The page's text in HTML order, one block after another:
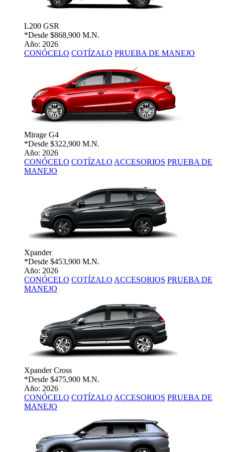
L200 GSR
*Desde $868,900 M.N.
Año: 2026
CONÓCELO COTÍZALO PRUEBA DE MANEJO
Mirage G4
*Desde $322,900 M.N.
Año: 2026
CONÓCELO COTÍZALO ACCESORIOS PRUEBA DE
MANEJO
Xpander
*Desde $453,900 M.N.
Año: 2026
CONÓCELO COTÍZALO ACCESORIOS PRUEBA DE
MANEJO
Xpander Cross
*Desde $475,900 M.N.
Año: 2026
CONÓCELO COTÍZALO ACCESORIOS PRUEBA DE
MANEJO